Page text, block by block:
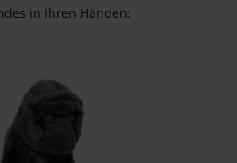
in Ihren Händen: